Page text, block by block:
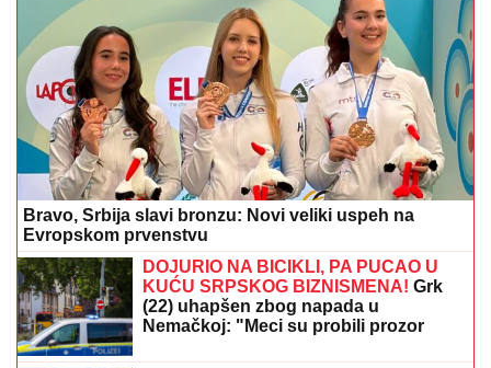
šuma objasnio zašto
RAZBIJENA ŠOFERKA, STAKLO I
ISEČENA RUKAAsmin i Maja se
nakon skandala snimili u kolima:
"Moja jedina ljubav"